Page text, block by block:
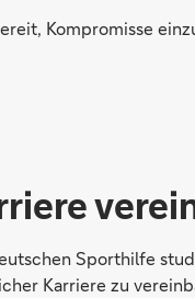
Kompromisse
Sporthilfe
Karriere zu